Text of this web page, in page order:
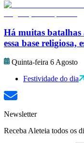
Há muitas batalhas
essa base religiosa,
Quinta-feira 6 Agosto
Festividade do dia
Newsletter
Receba Aleteia todos os